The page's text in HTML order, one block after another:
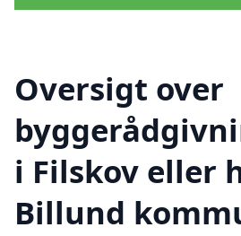
Oversigt over
i Filskov eller
Billund